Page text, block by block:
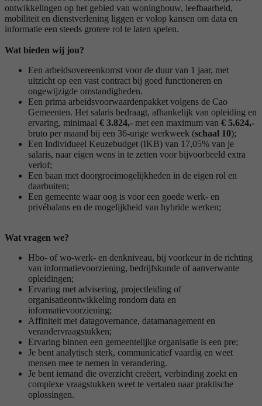
ontwikkelingen op het gebied van woningbouw, leefbaarheid,
mobiliteit en dienstverlening liggen er volop kansen om data en
informatie een steeds grotere rol te laten spelen.
Wat bieden wij jou?
Een arbeidsovereenkomst voor de duur van 1 jaar, met
uitzicht op een vast contract bij goed functioneren en
ongewijzigde omstandigheden.
Een prima arbeidsvoorwaardenpakket volgens de Cao
Gemeenten. Het salaris bedraagt, afhankelijk van opleiding en
ervaring, minimaal € 3.824,- met een maximum van € 5.624,-
bruto per maand bij een 36-urige werkweek (schaal 10);
Een Individueel Keuzebudget (IKB) van 17,05% van je
salaris, naar eigen wens in te zetten voor bijvoorbeeld extra
verlof;
Een baan met doorgroeimogelijkheden in de eigen rol en
daarbuiten;
Een gemeente waar oog is voor een goede werk- en
privébalans en de mogelijkheid van hybride werken;
Wat vragen we?
Hbo- of wo-werk- en denkniveau, bij voorkeur in de richting
van informatievoorziening, bedrijfskunde of aanverwante
opleidingen;
Ervaring met advisering, projectleiding of
organisatieontwikkeling rondom data en
informatievoorziening;
Affiniteit met datagovernance, datamanagement en
verandervraagstukken;
Ervaring binnen een gemeentelijke organisatie is een pre;
Je bent analytisch sterk, communicatief vaardig en weet
mensen mee te nemen in verandering.
Je bent iemand die overzicht creëert, verbinding zoekt en
complexe vraagstukken weet te vertalen naar praktische
oplossingen.